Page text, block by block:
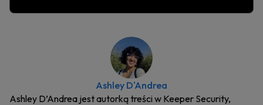
Ashley D'Andrea
Ashley D’Andrea jest autorką treści w Keeper Security,